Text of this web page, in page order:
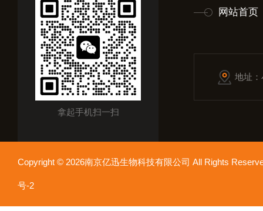
拿起手机扫一扫
网站首页
地址
Copyright © 2026南京亿迅生物科技有限公司 All Rights
号-2